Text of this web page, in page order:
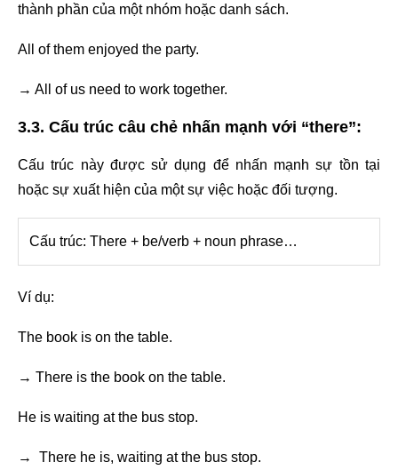
thành phần của một nhóm hoặc danh sách.
All of them enjoyed the party.
→ All of us need to work together.
3.3. Cấu trúc câu chẻ nhấn mạnh với “there”:
Cấu trúc này được sử dụng để nhấn mạnh sự tồn tại
hoặc sự xuất hiện của một sự việc hoặc đối tượng.
Cấu trúc: There + be/verb + noun phrase…
Ví dụ:
The book is on the table.
→ There is the book on the table.
He is waiting at the bus stop.
→ There he is, waiting at the bus stop.